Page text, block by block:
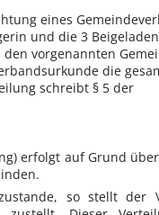
eines
und die 3
vorgenannten
die
schreibt § 5 der
erfolgt auf Grund
so stellt der